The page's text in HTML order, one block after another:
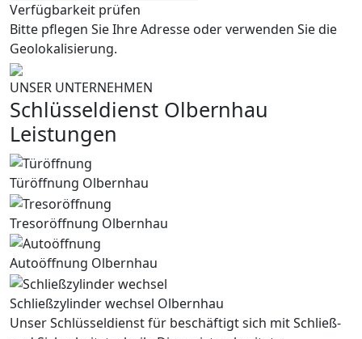
Verfügbarkeit prüfen
Bitte pflegen Sie Ihre Adresse oder verwenden Sie die
Geolokalisierung.
UNSER UNTERNEHMEN
Schlüsseldienst Olbernhau
Leistungen
Türöffnung Olbernhau
Tresoröffnung Olbernhau
Autoöffnung Olbernhau
Schließzylinder wechsel Olbernhau
Unser Schlüsseldienst für beschäftigt sich mit Schließ-